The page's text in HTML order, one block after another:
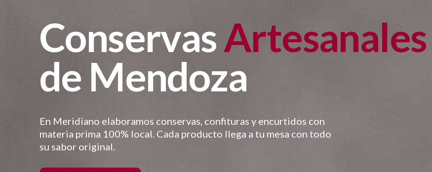
ConservasArtesanales
de Mendoza
En Meridiano elaboramos conservas, confituras y encurtidos con
materia prima 100% local. Cada producto llega a tu mesa con todo
su sabor original.